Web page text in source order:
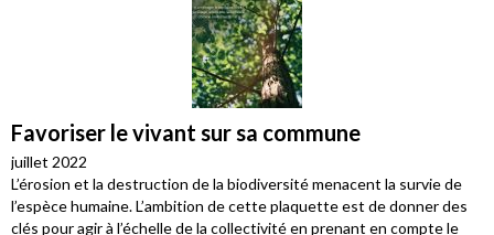
Favoriser le vivant sur sa commune
juillet 2022
L’érosion et la destruction de la biodiversité menacent la survie de
l’espèce humaine. L’ambition de cette plaquette est de donner des
clés pour agir à l’échelle de la collectivité en prenant en compte le